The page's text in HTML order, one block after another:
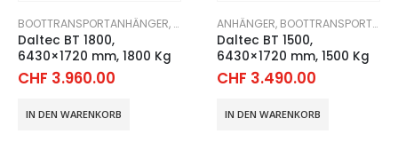
TRANSPORTANHÄNGER
BOOTTRANSPORTANHÄNGER, SPORTGERÄTE TRANSPORTANHÄNGER
Daltec BT 1800,
6430×1720 mm, 1800 Kg
CHF 3.960.00
IN DEN WARENKORB
ANHÄNGER, BOOTTRANSPORTANHÄNGER
Daltec BT 1500,
6430×1720 mm, 1500 Kg
CHF 3.490.00
IN DEN WARENKORB